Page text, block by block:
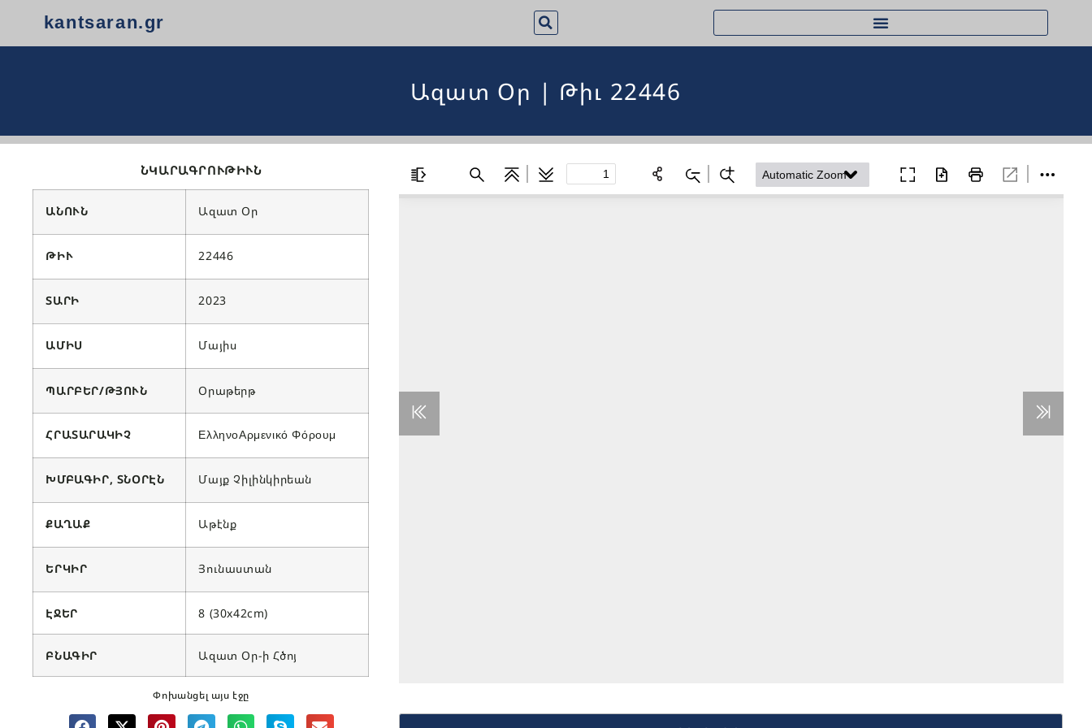
kantsaran.gr
Ազատ Օր | Թիւ 22446
ՆԿԱՐԱԳՐՈՒԹԻՒՆ
ԱՆՈՒՆ Ազատ Օր
ԹԻՒ 22446
ՏԱՐԻ 2023
ԱՄԻՍ Մայիս
ՊԱՐԲԵՐ/ԹՅՈՒՆ Օրաթերթ
ՀՐԱՏԱՐԱԿԻՉ ΕλληνοΑρμενικό Φόρουμ
ԽՄԲԱԳԻՐ, ՏՆՕՐԷՆ Մայք Չիլինկիրեան
ՔԱՂԱՔ Աթէնք
ԵՐԿԻՐ Յունաստան
ԷՋԵՐ 8 (30x42cm)
ԲՆԱԳԻՐ Ազատ Օր-ի Հծոյ
Փոխանցել այս էջը